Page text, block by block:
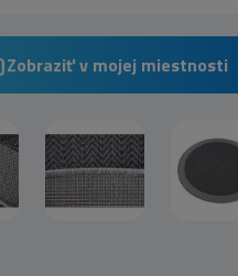
Zobraziť v mojej miestnosti